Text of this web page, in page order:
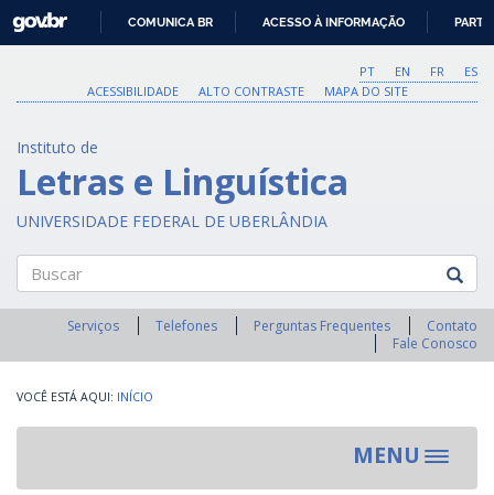
O
CONTEÚDO
GOVBR
COMUNICA BR ACESSO À INFORMAÇÃO
PT EN FR
ES
ACESSIBILIDADE
ALTO CONTRASTE MAPA DO SITE
Instituto de
Letras e Linguística
UNIVERSIDADE FEDERAL DE UBERLÂNDIA
Buscar
Serviços Telefones Perguntas Frequentes
Contato
Fale Conosco
INÍCIO
MENU
Toggle